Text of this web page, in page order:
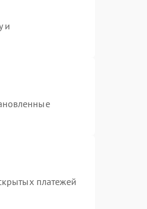
и
платежей